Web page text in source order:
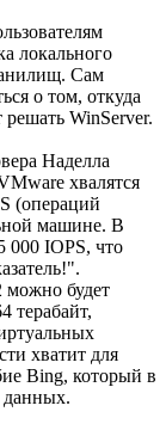
локального
Сам
о том, откуда
WinServer.
Наделла
хвалятся
(операций
машине. В
000 IOPS, что
можно будет
терабайт,
хватит для
Bing, который в
данных.